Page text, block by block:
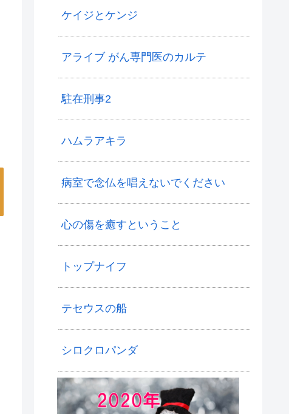
ケイジとケンジ
アライブ がん専門医のカルテ
駐在刑事2
ハムラアキラ
病室で念仏を唱えないでください
心の傷を癒すということ
トップナイフ
テセウスの船
シロクロパンダ